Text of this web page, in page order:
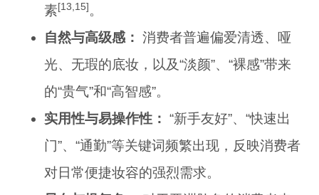
素[13,15]。
自然与高级感： 消费者普遍偏爱清透、哑
光、无瑕的底妆，以及“淡颜”、“裸感”带来
的“贵气”和“高智感”。
实用性与易操作性： “新手友好”、“快速出
门”、“通勤”等关键词频繁出现，反映消费者
对日常便捷妆容的强烈需求。